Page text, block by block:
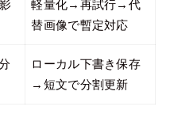
軽量化→再試行→代
替画像で暫定対応
ローカル下書き保存
→短文で分割更新